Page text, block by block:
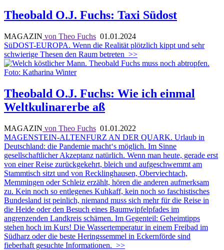
Theobald O.J. Fuchs: Taxi Südost
MAGAZIN von Theo Fuchs 01.01.2024
SüDOST-EUROPA. Wenn die Realität plötzlich kippt und sehr
schwierige Thesen den Raum betreten >>
Theobald O.J. Fuchs: Wie ich einmal
Weltkulinarerbe aß
MAGAZIN von Theo Fuchs 01.01.2022
MAGENSTEIN-ALTENFURZ AN DER QUARK. Urlaub in
Deutschland: die Pandemie macht‘s möglich. Im Sinne
gesellschaftlicher Akzeptanz natürlich. Wenn man heute, gerade erst
von einer Reise zurückgekehrt, bleich und aufgeschwemmt am
Stammtisch sitzt und von Recklinghausen, Oberviechtach,
Memmingen oder Schleiz erzählt, hören die anderen aufmerksam
zu. Kein noch so entlegenes Kuhkaff, kein noch so faschistisches
Bundesland ist peinlich, niemand muss sich mehr für die Reise in
die Heide oder den Besuch eines Baumwipfelpfades im
angrenzenden Landkreis schämen. Im Gegenteil: Geheimtipps
stehen hoch im Kurs! Die Wassertemperatur in einem Freibad im
Südharz oder die beste Heringssemmel in Eckernförde sind
fieberhaft gesuchte Informationen. >>